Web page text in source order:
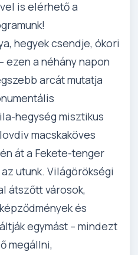
is elérhető a
hegyek csendje, ókori
ezen a néhány napon
arcát mutatja
hegység misztikus
macskaköves
át a Fekete-tenger
utunk. Világörökségi
átszőtt városok,
és
egymást – mindezt
megállni,